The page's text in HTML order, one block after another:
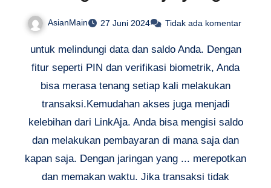
Praktis
AsianMain 27 Juni 2024 Tidak ada komentar
untuk melindungi data dan saldo Anda. Dengan
fitur seperti PIN dan verifikasi biometrik, Anda
bisa merasa tenang setiap kali melakukan
transaksi.Kemudahan akses juga menjadi
kelebihan dari LinkAja. Anda bisa mengisi saldo
dan melakukan pembayaran di mana saja dan
kapan saja. Dengan jaringan yang ... merepotkan
dan memakan waktu. Jika transaksi tidak